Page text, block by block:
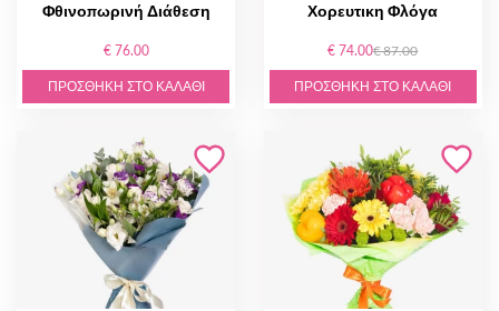
Φθινοπωρινή Διάθεση
€ 76.00
ΠΡΟΣΘΉΚΗ ΣΤΟ ΚΑΛΆΘΙ
Χορευτικη Φλόγα
€ 74.00€ 87.00
ΠΡΟΣΘΉΚΗ ΣΤΟ ΚΑΛΆΘΙ